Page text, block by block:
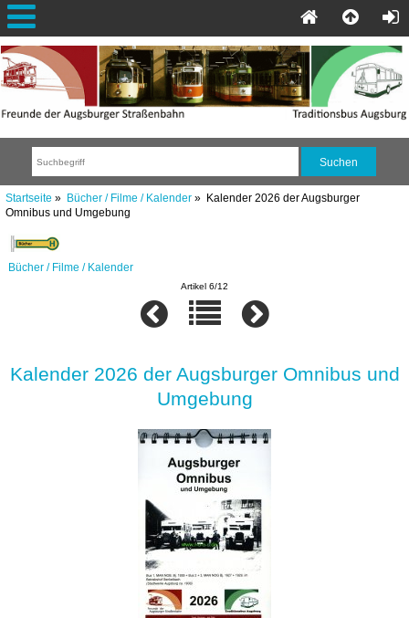
Startseite » Bücher / Filme / Kalender» Kalender 2026 der Augsburger
Omnibus und Umgebung
Bücher / Filme / Kalender
Artikel 6/12
Kalender 2026 der Augsburger Omnibus und
Umgebung